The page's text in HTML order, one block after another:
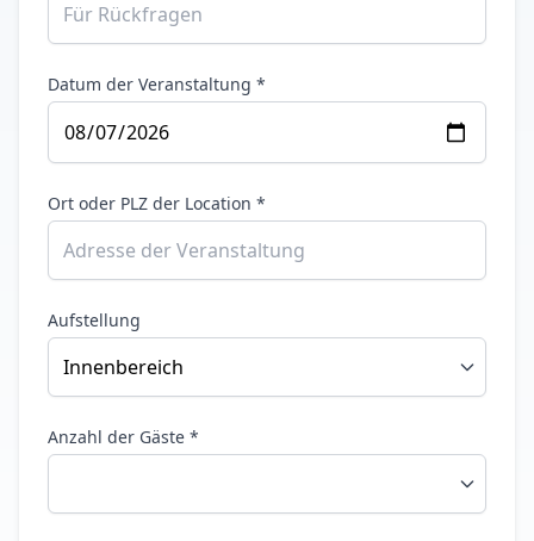
Datum der Veranstaltung *
Ort oder PLZ der Location *
Aufstellung
Anzahl der Gäste *